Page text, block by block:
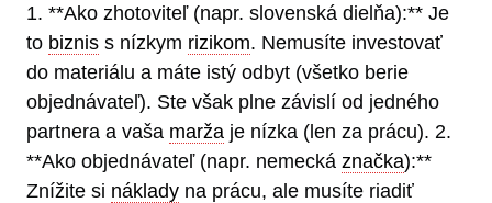
1. **Ako zhotoviteľ (napr. slovenská dielňa):** Je
to biznis s nízkym rizikom. Nemusíte investovať
do materiálu a máte istý odbyt (všetko berie
objednávateľ). Ste však plne závislí od jedného
partnera a vaša marža je nízka (len za prácu). 2.
**Ako objednávateľ (napr. nemecká značka):**
Znížite si náklady na prácu, ale musíte riadiť